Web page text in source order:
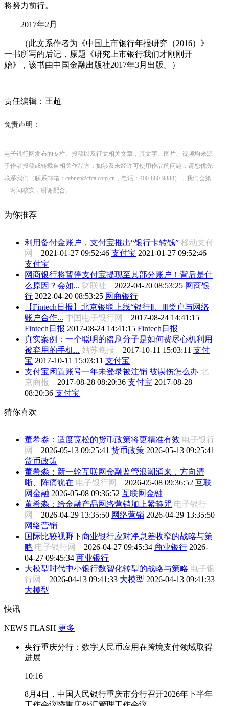
将努力前行。
2017年2月
（此文系作者为《中国上市银行年报研究（2016）》
一书所写的后记，原题《研究上市银行我们才刚刚开
始》，该书由中国金融出版社2017年3月出版。）
责任编辑：王超
免责声明：
电子银行网发布的专栏、投稿以及征文相关文章，其文字、图片、视频均来源
于作者投稿或转载自相关作品方；如涉及未经许可使用作品的问题，请您优先
联系我们（联系邮箱：cebnet@cfca.com.cn，电话：400-880-9888），我们会第
一时间核实，谢谢配合。
为你推荐
利用备付金账户，支付宝推出“银行卡转钱” 移动支付
网 2021-01-27 09:52:46 支付宝 2021-01-27 09:52:46
支付宝
网商银行将暂停支付宝提现至其部分账户！背后是什
么原因？会如... 财联社 2022-04-20 08:53:25 网商银
行 2022-04-20 08:53:25 网商银行
【Fintech日报】北京银联上线“银行Ⅱ、Ⅲ类户与网络
账户合作... 中国电子银行网 2017-08-24 14:41:15
Fintech日报 2017-08-24 14:41:15 Fintech日报
真实案例：一个聪明的盗刷分子是如何费尽心机利用
被弃用的手机... 姑苏晚报 2017-10-11 15:03:11 支付
宝 2017-10-11 15:03:11 支付宝
支付宝闲置账号一年未登录被注销 被误伤怎么办 北
京商报 2017-08-28 08:20:36 支付宝 2017-08-28
08:20:36 支付宝
猜你喜欢
董希淼：适度宽松的货币政策将更精准有效 电子银行
网 2026-05-13 09:25:41 货币政策 2026-05-13 09:25:41
货币政策
董希淼：新一轮互联网金融监管浪潮涌来，方向清
晰、阵痛犹在 电子银行网 2026-05-08 09:36:52 互联
网金融 2026-05-08 09:36:52 互联网金融
董希淼：给金融产品网络营销加上紧箍咒 电子银行
网 2026-04-29 13:35:50 网络营销 2026-04-29 13:35:50
网络营销
国际比较视野下商业银行应对净息差收窄的战略与策
略 电子银行网 2026-04-27 09:45:34 商业银行 2026-
04-27 09:45:34 商业银行
大模型时代中小银行数智化转型的战略与策略 电子银
行网 2026-04-13 09:41:33 大模型 2026-04-13 09:41:33
大模型
快讯
NEWS FLASH 更多
央行重庆分行：数字人民币应用在跨境支付领域取得
进展
10:16
8月4日，中国人民银行重庆市分行召开2026年下半年